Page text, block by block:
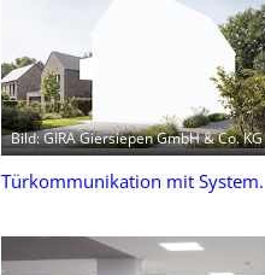
Bild: GIRA Giersiepen GmbH & Co. KG
Türkommunikation mit System.